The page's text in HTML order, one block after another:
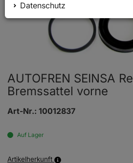
AUTOFREN SEINSA
Bremssattel vorne
Art-Nr.: 10012837
Auf Lager
Artikelherkunft
Datenschutz